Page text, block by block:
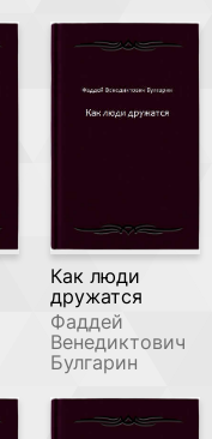
Как люди
дружатся
Фаддей
Венедиктович
Булгарин